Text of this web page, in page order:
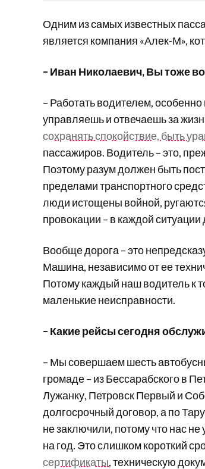
Одним из самых известных
является компания «Алек-М»,
– Иван Николаевич, Вы тоже
– Работать водителем,
управляешь и отвечаешь за
сохранять спокойствие, быть
пассажиров. Водитель – это,
Поэтому разум должен быть
пределами транспортного
люди истощены войной,
провокации – в каждой
Вообще дорога – это
Машина, независимо от ее
Потому каждый наш водитель к
маленькие неисправности.
– Какие рейсы сегодня
– Мы совершаем шесть
громаде – из Бессарабского в
Лужанку, Петровск Первый и
долгосрочный договор, а по
не заключили, потому что нас
на год. Это слишком короткий
сертификаты, техническую